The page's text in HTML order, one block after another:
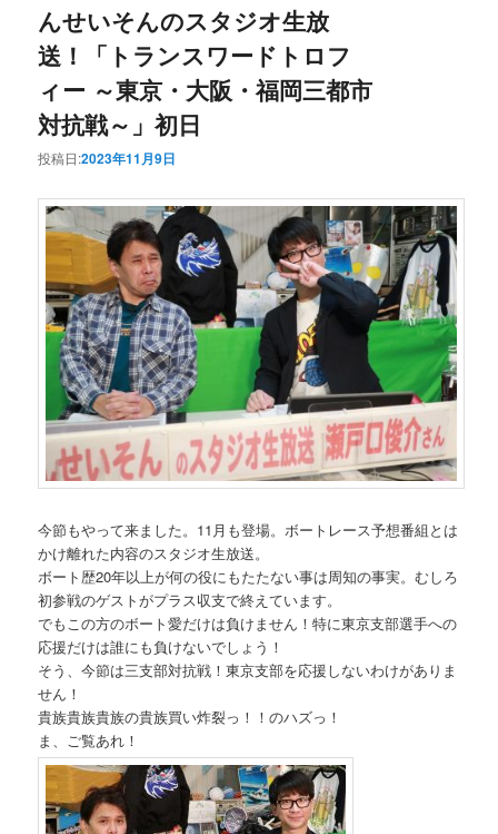
んせいそんのスタジオ生放
送！「トランスワードトロフ
ィー ～東京・大阪・福岡三都市
対抗戦～」初日
投稿日:2023年11月9日
今節もやって来ました。11月も登場。ボートレース予想番組とは
かけ離れた内容のスタジオ生放送。
ボート歴20年以上が何の役にもたたない事は周知の事実。むしろ
初参戦のゲストがプラス収支で終えています。
でもこの方のボート愛だけは負けません！特に東京支部選手への
応援だけは誰にも負けないでしょう！
そう、今節は三支部対抗戦！東京支部を応援しないわけがありま
せん！
貴族貴族貴族の貴族買い炸裂っ！！のハズっ！
ま、ご覧あれ！